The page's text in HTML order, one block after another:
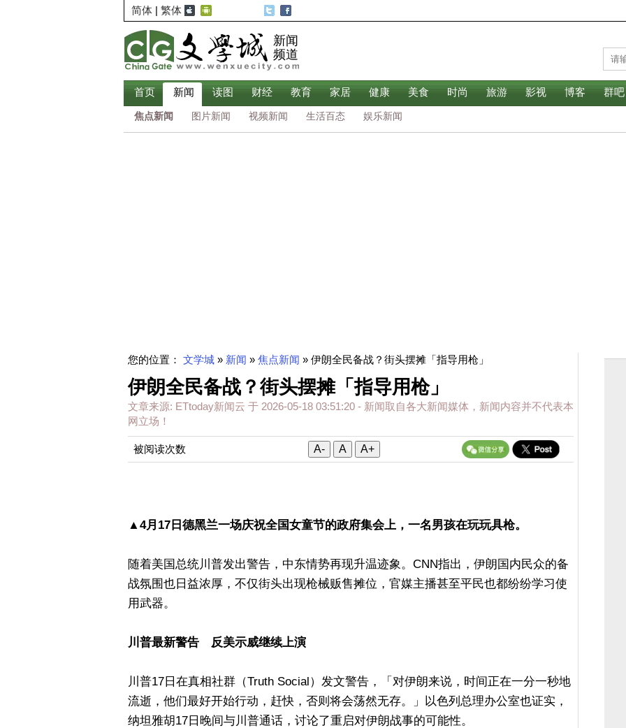
简体 | 繁体
新闻
频道
首页 新闻 读图 财经 教育 家居 健康 美食 时尚 旅游 影视 博客 群吧
焦点新闻 图片新闻 视频新闻 生活百态 娱乐新闻
您的位置： 文学城 » 新闻 » 焦点新闻 » 伊朗全民备战？街头摆摊「指导用枪」
伊朗全民备战？街头摆摊「指导用枪」
文章来源: ETtoday新闻云 于 2026-05-18 03:51:20 - 新闻取自各大新闻媒体，新闻内容并不代表本
网立场！
被阅读次数 A- A A+
▲4月17日德黑兰一场庆祝全国女童节的政府集会上，一名男孩在玩玩具枪。
随着美国总统川普发出警告，中东情势再现升温迹象。CNN指出，伊朗国内民众的备
战氛围也日益浓厚，不仅街头出现枪械贩售摊位，官媒主播甚至平民也都纷纷学习使
用武器。
川普最新警告 反美示威继续上演
川普17日在真相社群（Truth Social）发文警告，「对伊朗来说，时间正在一分一秒地
流逝，他们最好开始行动，赶快，否则将会荡然无存。」以色列总理办公室也证实，
纳坦雅胡17日晚间与川普通话，讨论了重启对伊朗战事的可能性。